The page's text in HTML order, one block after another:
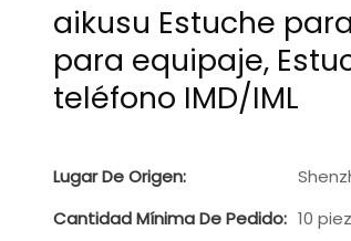
aikusu Estuche
para equipaje,
teléfono IMD/IML
Lugar De Origen:
Cantidad Mínima De Pedido: 10